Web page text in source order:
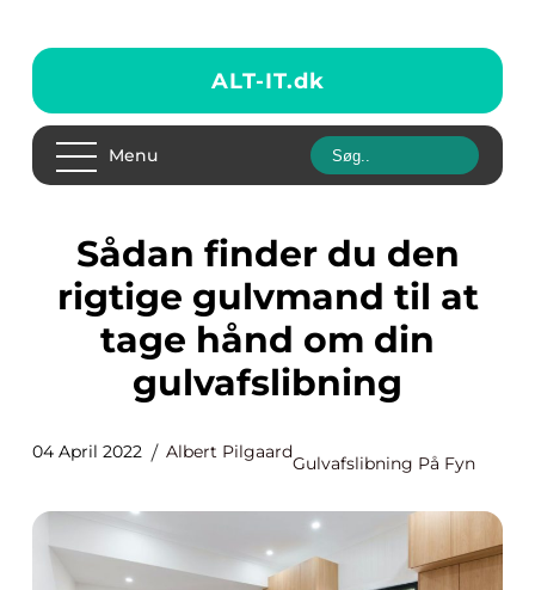
ALT-IT.dk
Menu
Sådan finder du den
rigtige gulvmand til at
tage hånd om din
gulvafslibning
04 April 2022 Albert Pilgaard
Gulvafslibning På Fyn